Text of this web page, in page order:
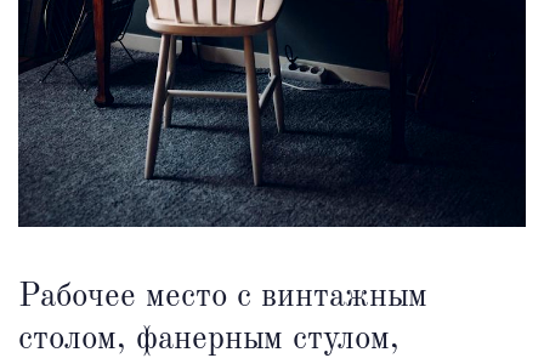
Рабочее место с винтажным
столом, фанерным стулом,